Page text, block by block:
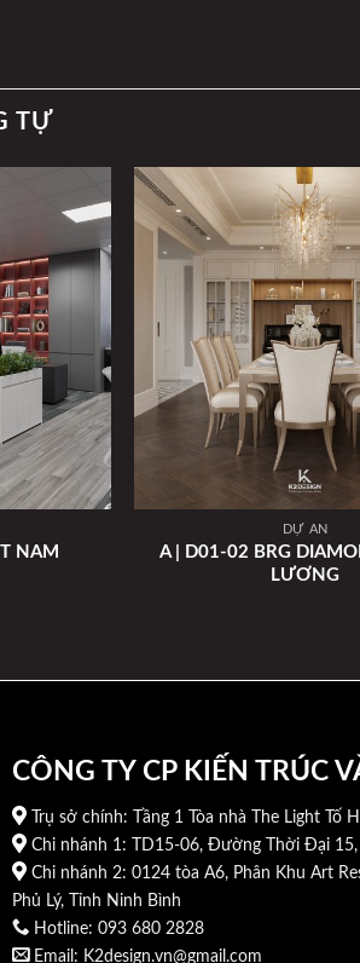
TỰ
NAM
DỰ ÁN
A | D01-02 BRG
LƯƠNG
CÔNG TY CP KIẾN TRÚC
Trụ sở chính: Tầng 1 Tòa nhà The Light Tố
Chi nhánh 1: TD15-06, Đường Thời Đại 15,
Chi nhánh 2: 0124 tòa A6, Phân Khu Art
Phủ Lý, Tỉnh Ninh Bình
Hotline: 093 680 2828
Email: K2design.vn@gmail.com